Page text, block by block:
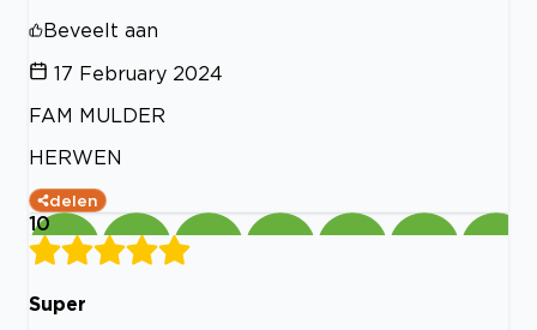
Beveelt aan
17 February 2024
FAM MULDER
HERWEN
delen
10
Super